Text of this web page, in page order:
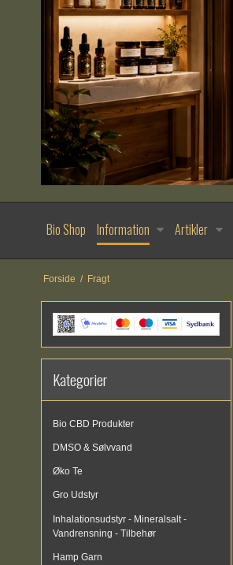
Bio Shop Information Artikler
Forside / Fragt
Kategorier
Bio CBD Produkter
DMSO & Sølvvand
Øko Te
Gro Udstyr
Inhalationsudstyr - Mineralsalt -
Vandrensning - Tilbehør
Hamp Garn